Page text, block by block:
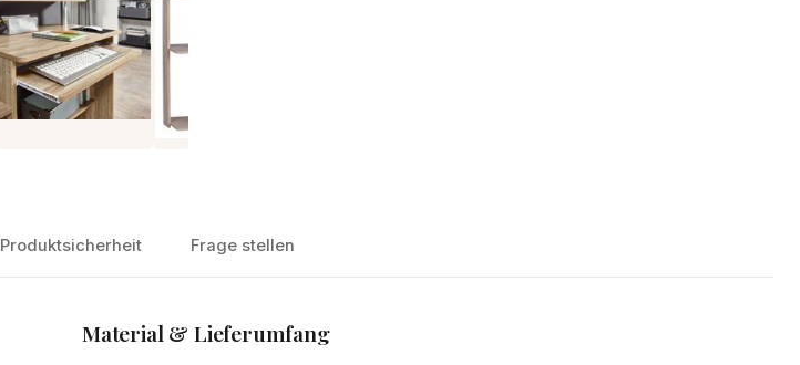
Produktsicherheit Frage stellen
Material & Lieferumfang